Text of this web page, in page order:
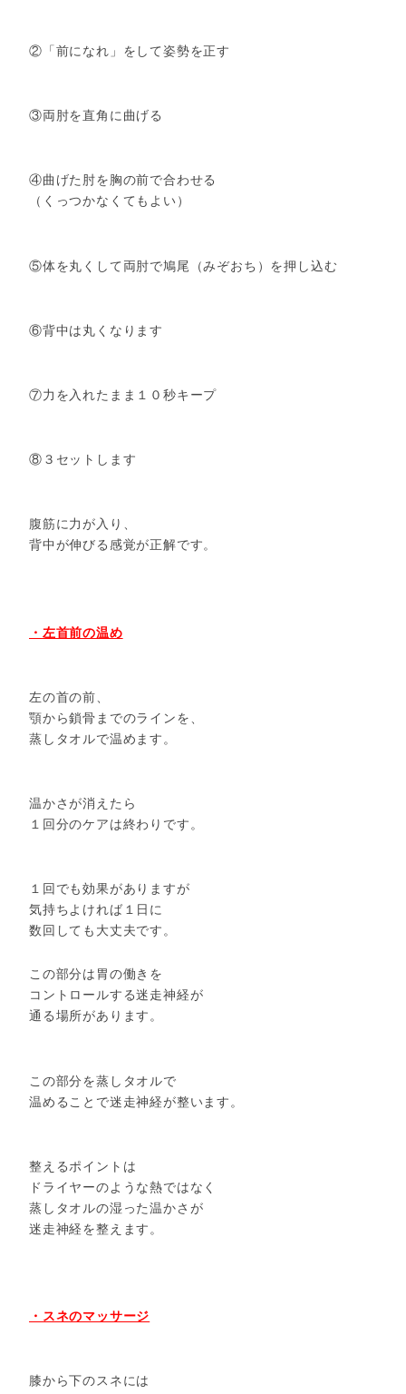
②「前になれ」をして姿勢を正す
③両肘を直角に曲げる
④曲げた肘を胸の前で合わせる
（くっつかなくてもよい）
⑤体を丸くして両肘で鳩尾（みぞおち）を押し込む
⑥背中は丸くなります
⑦力を入れたまま１０秒キープ
⑧３セットします
腹筋に力が入り、
背中が伸びる感覚が正解です。
・左首前の温め
左の首の前、
顎から鎖骨までのラインを、
蒸しタオルで温めます。
温かさが消えたら
１回分のケアは終わりです。
１回でも効果がありますが
気持ちよければ１日に
数回しても大丈夫です。
この部分は胃の働きを
コントロールする迷走神経が
通る場所があります。
この部分を蒸しタオルで
温めることで迷走神経が整います。
整えるポイントは
ドライヤーのような熱ではなく
蒸しタオルの湿った温かさが
迷走神経を整えます。
・スネのマッサージ
膝から下のスネには